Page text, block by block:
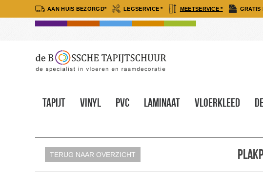
AAN HUIS BEZORGD* LEGSERVICE * MEETSERVICE * GRATIS
Tapijt Vinyl Pvc Laminaat Vloerkleed
TERUG NAAR OVERZICHT